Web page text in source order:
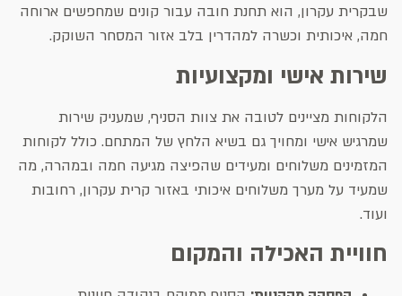
שבקרית עקרון, הוא תחנת חובה עבור קונים שמחפשים ארוחה
חמה, איכותית וכשרה למהדרין בלב אזור המסחר השוקק.
שירות אישי ומקצועיות
הלקוחות מציינים לטובה את צוות הסניף, שמעניק שירות
שמרגיש אישי ומחויך גם בשיא הלחץ של המתחם. כולל לקוחות
המזמינים משלוחים ומעידים שהפיצה מגיעה חמה ובמהרה, מה
שמעיד על מערך משלוחים איכותי באזור קרית עקרון, רחובות
ועוד.
חוויית האכילה והמקום